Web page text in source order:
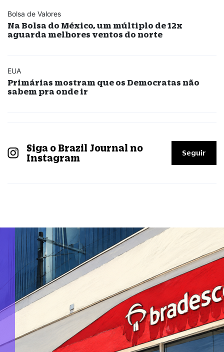
Bolsa de Valores
Na Bolsa do México, um múltiplo de 12x
aguarda melhores ventos do norte
EUA
Primárias mostram que os Democratas não
sabem pra onde ir
Siga o Brazil Journal no
Instagram
Seguir